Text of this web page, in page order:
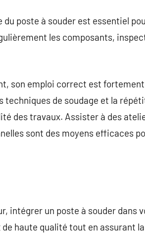
poste à souder est essentiel
les composants,
son emploi correct est
techniques de soudage et la
des travaux. Assister à des
sont des moyens efficaces
intégrer un poste à souder dans
haute qualité tout en assurant